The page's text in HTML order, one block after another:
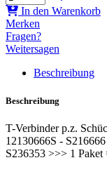
In den Warenkorb
Merken
Fragen?
Weitersagen
Beschreibung
Beschreibung
T-Verbinder p.z.
12130666S -
S236353 >>> 1 Paket